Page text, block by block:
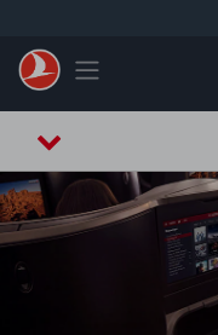
Toggle navigation